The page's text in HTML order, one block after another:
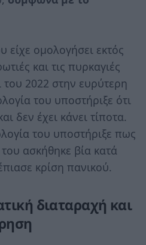
ομολογήσει εκτός
και τις πυρκαγιές
2022 στην ευρύτερη
του υποστήριξε ότι
δεν έχει κάνει τίποτα.
του υποστήριξε πως
ασκήθηκε βία κατά
κρίση πανικού.
διαταραχή και